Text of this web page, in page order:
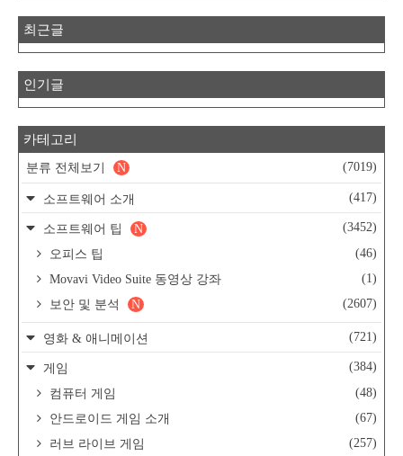
최근글
인기글
카테고리
분류 전체보기 (7019)
N
소프트웨어 소개 (417)
소프트웨어 팁 (3452)
N
오피스 팁
(46)
Movavi Video Suite 동영상 강좌
(1)
보안 및 분석
(2607)
N
영화 & 애니메이션 (721)
게임
(384)
컴퓨터 게임
(48)
안드로이드 게임 소개
(67)
러브 라이브 게임
(257)